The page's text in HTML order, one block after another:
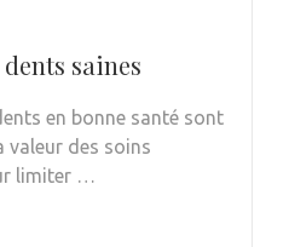
saines
en bonne santé sont
valeur des soins
limiter …